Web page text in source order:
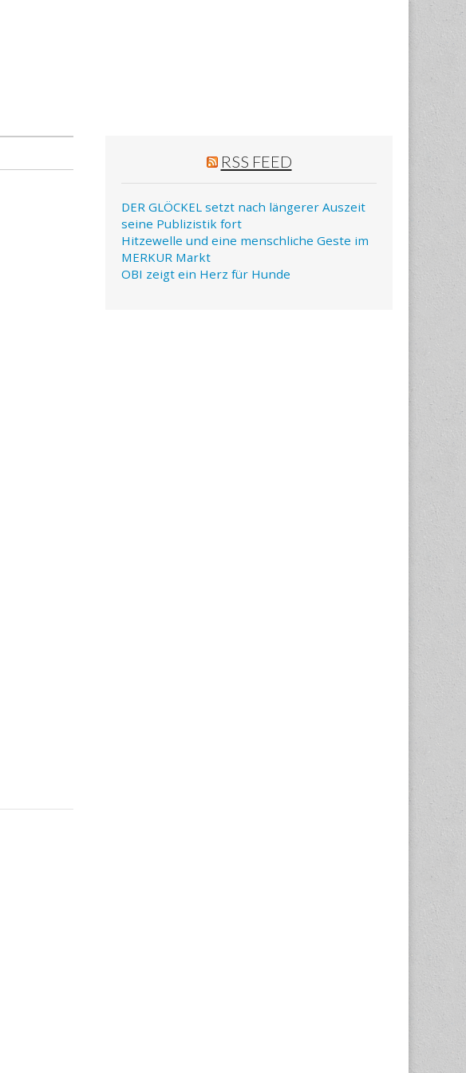
RSS FEED
DER GLÖCKEL setzt nach längerer Auszeit
seine Publizistik fort
Hitzewelle und eine menschliche Geste im
MERKUR Markt
OBI zeigt ein Herz für Hunde